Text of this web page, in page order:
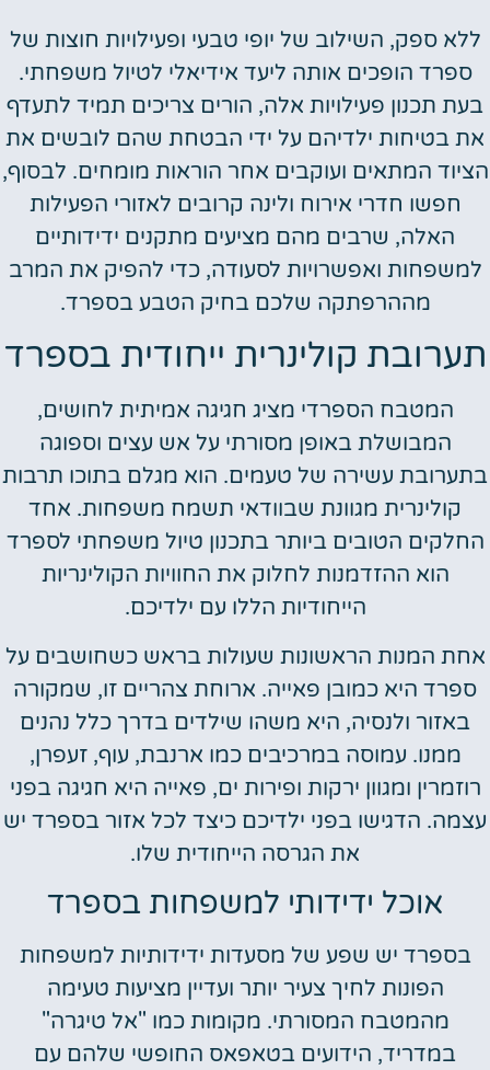
ספק, השילוב של יופי טבעי ופעילויות חוצות של
ספרד הופכים אותה ליעד אידיאלי לטיול משפחתי.
תכנון פעילויות אלה, הורים צריכים תמיד לתעדף
בטיחות ילדיהם על ידי הבטחת שהם לובשים את
המתאים ועוקבים אחר הוראות מומחים. לבסוף,
חפשו חדרי אירוח ולינה קרובים לאזורי הפעילות
האלה, שרבים מהם מציעים מתקנים ידידותיים
ואפשרויות לסעודה, כדי להפיק את המרב
מההרפתקה שלכם בחיק הטבע בספרד.
קולינרית ייחודית בספרד
המטבח הספרדי מציג חגיגה אמיתית לחושים,
המבושלת באופן מסורתי על אש עצים וספוגה
עשירה של טעמים. הוא מגלם בתוכו תרבות
קולינרית מגוונת שבוודאי תשמח משפחות. אחד
הטובים ביותר בתכנון טיול משפחתי לספרד
הוא ההזדמנות לחלוק את החוויות הקולינריות
הייחודיות הללו עם ילדיכם.
המנות הראשונות שעולות בראש כשחושבים על
ספרד היא כמובן פאייה. ארוחת צהריים זו, שמקורה
באזור ולנסיה, היא משהו שילדים בדרך כלל נהנים
ממנו. עמוסה במרכיבים כמו ארנבת, עוף, זעפרן,
ומגוון ירקות ופירות ים, פאייה היא חגיגה בפני
הדגישו בפני ילדיכם כיצד לכל אזור בספרד יש
את הגרסה הייחודית שלו.
אוכל ידידותי למשפחות בספרד
בספרד יש שפע של מסעדות ידידותיות למשפחות
הפונות לחיך צעיר יותר ועדיין מציעות טעימה
מהמטבח המסורתי. מקומות כמו "אל טיגרה"
במדריד, הידועים בטאפאס החופשי שלהם עם